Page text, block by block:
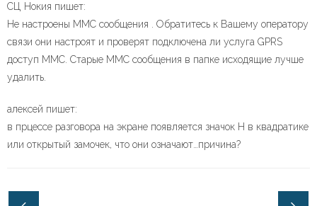
СЦ Нокия пишет:
Не настроены ММС сообщения . Обратитесь к Вашему оператору
связи они настроят и проверят подключена ли услуга GPRS
доступ ММС. Старые ММС сообщения в папке исходящие лучше
удалить.
алексей пишет:
в прцессе разговора на экране появляется значок H в квадратике
или открытый замочек, что они означают…причина?